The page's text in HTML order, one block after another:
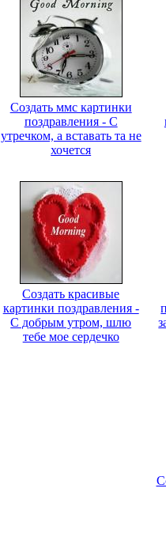
Создать ммс картинки
поздравления - С
утречком, а вставать та не
хочется
Создать красивые
картинки поздравления -
С добрым утром, шлю
тебе мое сердечко